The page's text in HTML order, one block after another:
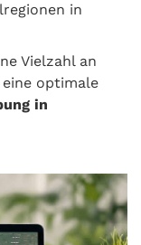
in
Vielzahl an
optimale
in